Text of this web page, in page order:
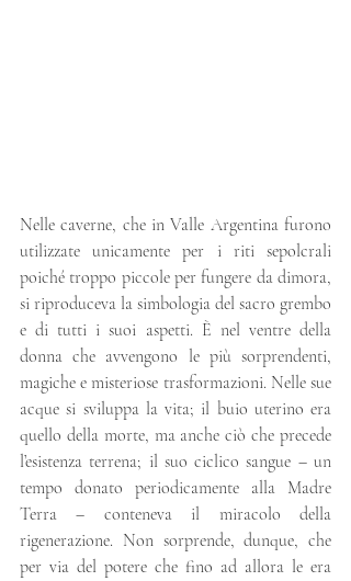
Nelle caverne, che in Valle Argentina furono
utilizzate unicamente per i riti sepolcrali
poiché troppo piccole per fungere da dimora,
si riproduceva la simbologia del sacro grembo
e di tutti i suoi aspetti. È nel ventre della
donna che avvengono le più sorprendenti,
magiche e misteriose trasformazioni. Nelle sue
acque si sviluppa la vita; il buio uterino era
quello della morte, ma anche ciò che precede
l’esistenza terrena; il suo ciclico sangue – un
tempo donato periodicamente alla Madre
Terra – conteneva il miracolo della
rigenerazione. Non sorprende, dunque, che
per via del potere che fino ad allora le era